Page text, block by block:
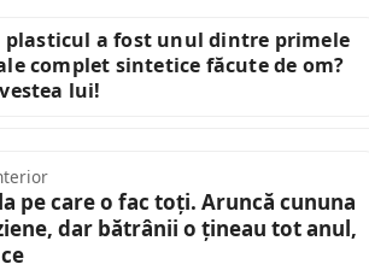
plasticul a fost unul dintre primele
complet sintetice făcute de om?
lui!
pe care o fac toți. Aruncă cununa
dar bătrânii o țineau tot anul,